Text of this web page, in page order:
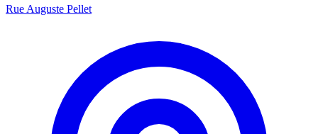
Rue Auguste Pellet